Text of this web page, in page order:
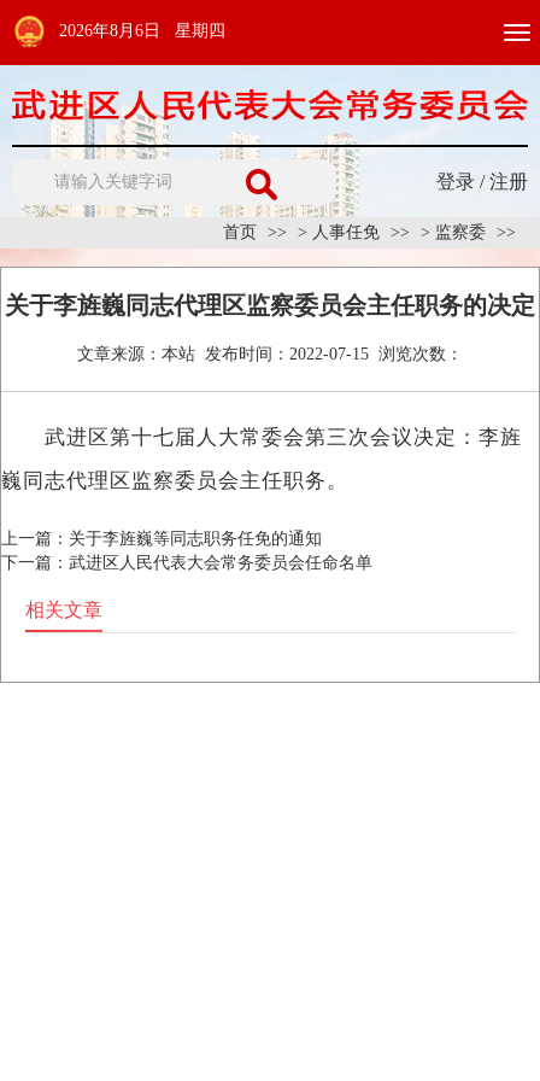
2026年8月6日 星期四
登录 /注册
首页 > 人事任免 > 监察委
关于李旌巍同志代理区监察委员会主任职务的决定
文章来源： 本站 发布时间： 2022-07-15 浏览次数：
武进区第十七届人大常委会第三次会议决定：李旌
巍同志代理区监察委员会主任职务。
上一篇： 关于李旌巍等同志职务任免的通知
下一篇： 武进区人民代表大会常务委员会任命名单
相关文章